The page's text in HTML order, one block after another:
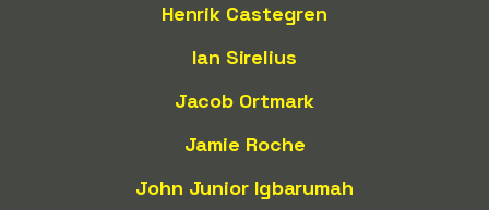
Henrik Castegren
Ian Sirelius
Jacob Ortmark
Jamie Roche
John Junior Igbarumah